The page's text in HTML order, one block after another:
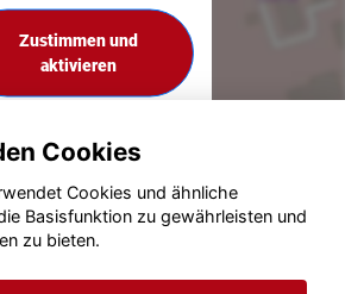
Zustimmen und
aktivieren
GmbH 2020 - 2026
Cookies
Cookies und ähnliche
Basisfunktion zu gewährleisten und
zu bieten.